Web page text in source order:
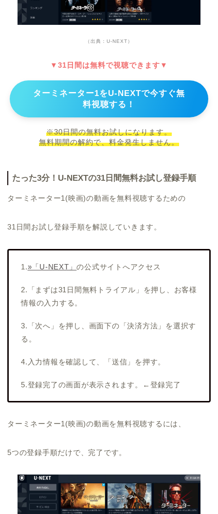
（出典：U-NEXT）
▼31日間は無料で視聴できます▼
ターミネーター1をU-NEXTで今すぐ無
料視聴する！
※30日間の無料お試しになります。
無料期間の解約で、料金発生しません。
たった3分！U-NEXTの31日間無料お試し登録手順
ターミネーター1(映画)の動画を無料視聴するための
31日間お試し登録手順を解説していきます。
1.»「U-NEXT」の公式サイトへアクセス
2.「まずは31日間無料トライアル」を押し、お客様
情報の入力する。
3.「次へ」を押し、画面下の「決済方法」を選択す
る。
4.入力情報を確認して、「送信」を押す。
5.登録完了の画面が表示されます。←登録完了
ターミネーター1(映画)の動画を無料視聴するには、
5つの登録手順だけで、完了です。